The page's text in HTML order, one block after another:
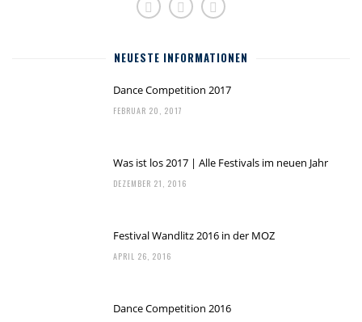
NEUESTE INFORMATIONEN
Dance Competition 2017
FEBRUAR 20, 2017
Was ist los 2017 | Alle Festivals im neuen Jahr
DEZEMBER 21, 2016
Festival Wandlitz 2016 in der MOZ
APRIL 26, 2016
Dance Competition 2016